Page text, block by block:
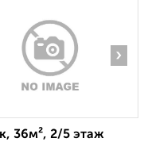
›
36м², 2/5 этаж